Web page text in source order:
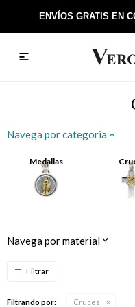
ENVÍOS GRATIS EN

Navega por categoria
Medallas
Navega por material
Filtrando por: Cruces
Anillos
Rosarios
Colgantes
Tobilleras
Llaveros
Día de la Madre
Bautismo
Boda
Cumpleaños de 15
Sobre Veroca Joyas
Trabaja con nosotros
Contacto
Como comprar on-line
Términos y condiciones